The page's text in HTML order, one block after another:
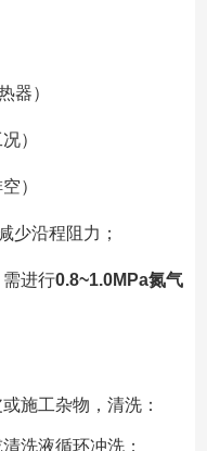
器）
）
）
少沿程阻力；
进行0.8~1.0MPa氮气
施工杂物，清洗：
洗液循环冲洗；